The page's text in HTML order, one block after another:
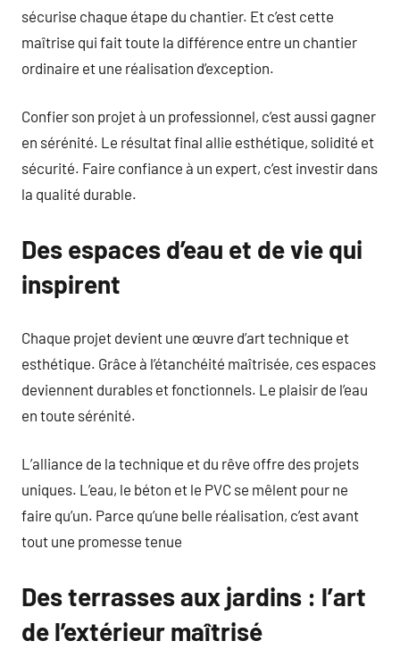
sécurise chaque étape du chantier. Et c’est cette
maîtrise qui fait toute la différence entre un chantier
ordinaire et une réalisation d’exception.
Confier son projet à un professionnel, c’est aussi gagner
en sérénité. Le résultat final allie esthétique, solidité et
sécurité. Faire confiance à un expert, c’est investir dans
la qualité durable.
Des espaces d’eau et de vie qui
inspirent
Chaque projet devient une œuvre d’art technique et
esthétique. Grâce à l’étanchéité maîtrisée, ces espaces
deviennent durables et fonctionnels. Le plaisir de l’eau
en toute sérénité.
L’alliance de la technique et du rêve offre des projets
uniques. L’eau, le béton et le PVC se mêlent pour ne
faire qu’un. Parce qu’une belle réalisation, c’est avant
tout une promesse tenue
Des terrasses aux jardins : l’art
de l’extérieur maîtrisé